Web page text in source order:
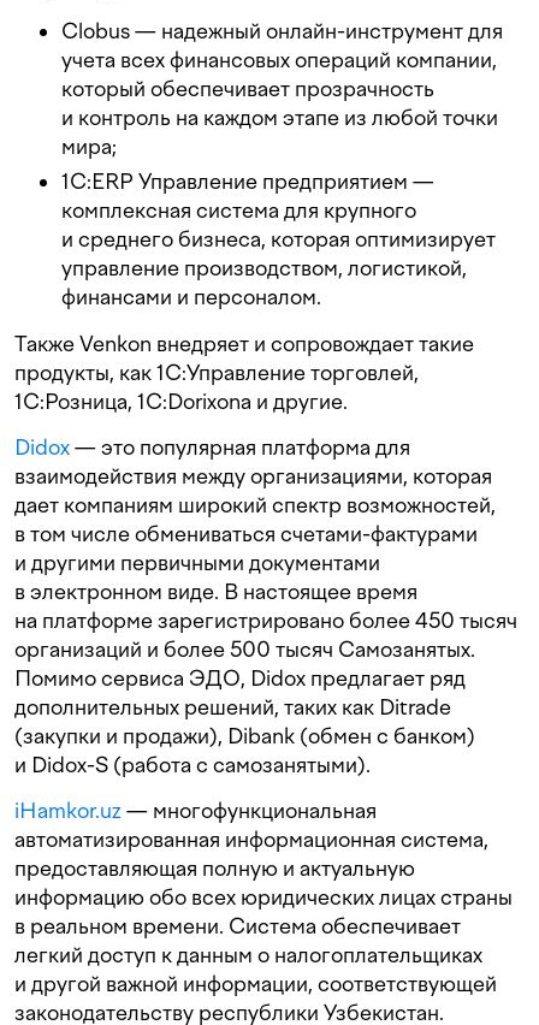
Clobus — надежный онлайн-инструмент для
учета всех финансовых операций компании,
который обеспечивает прозрачность
и контроль на каждом этапе из любой точки
мира;
1С:ERP Управление предприятием —
комплексная система для крупного
и среднего бизнеса, которая оптимизирует
управление производством, логистикой,
финансами и персоналом.
Также Venkon внедряет и сопровождает такие
продукты, как 1C:Управление торговлей,
1C:Розница, 1С:Dorixona и другие.
Didox— это популярная платформа для
взаимодействия между организациями, которая
дает компаниям широкий спектр возможностей,
в том числе обмениваться счетами-фактурами
и другими первичными документами
в электронном виде. В настоящее время
на платформе зарегистрировано более 450 тысяч
организаций и более 500 тысяч Самозанятых.
Помимо сервиса ЭДО, Didox предлагает ряд
дополнительных решений, таких как Ditrade
(закупки и продажи), Dibank (обмен с банком)
и Didox-S (работа с самозанятыми).
iHamkor.uz— многофункциональная
автоматизированная информационная система,
предоставляющая полную и актуальную
информацию обо всех юридических лицах страны
в реальном времени. Система обеспечивает
легкий доступ к данным о налогоплательщиках
и другой важной информации, соответствующей
законодательству республики Узбекистан.